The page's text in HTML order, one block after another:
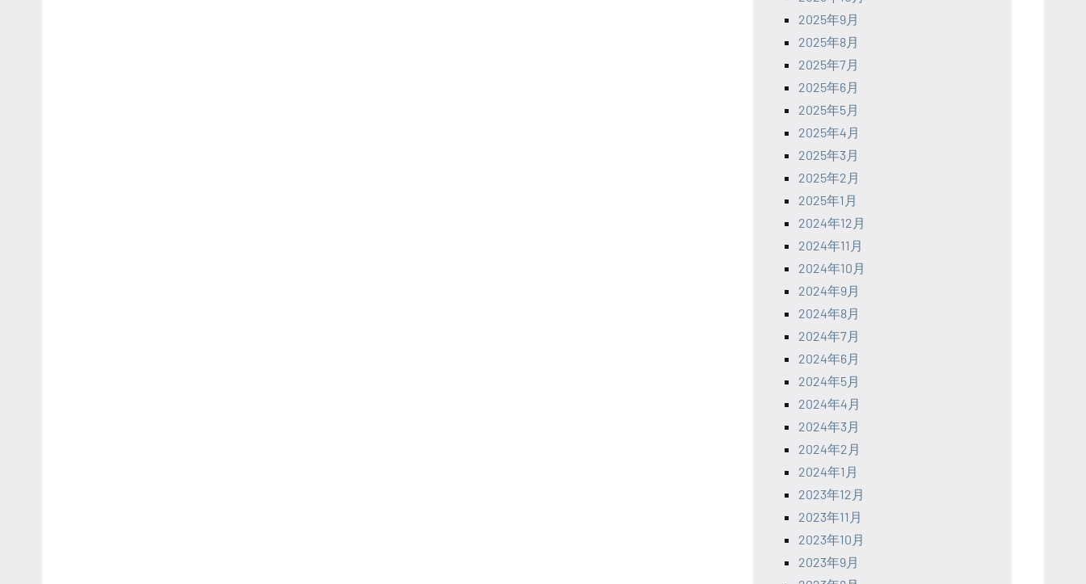
2025年9月
2025年8月
2025年7月
2025年6月
2025年5月
2025年4月
2025年3月
2025年2月
2025年1月
2024年12月
2024年11月
2024年10月
2024年9月
2024年8月
2024年7月
2024年6月
2024年5月
2024年4月
2024年3月
2024年2月
2024年1月
2023年12月
2023年11月
2023年10月
2023年9月